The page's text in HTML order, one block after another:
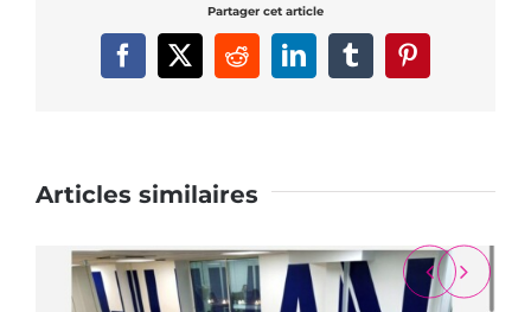
Partager cet article
Facebook
X RedditLinkedInTumblrPinterest
Articles similaires